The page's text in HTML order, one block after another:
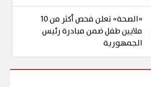
«الصحة» تعلن فحص أكثر من 10
ملايين طفل ضمن مبادرة رئيس
الجمهورية